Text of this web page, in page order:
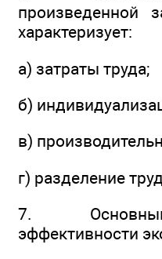
произведенной
характеризует:
а) затраты труда;
б)
в)
г) разделение
7.
эффективности